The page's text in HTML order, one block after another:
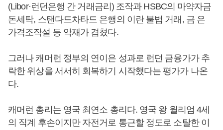
(Libor·런던은행 간 거래금리) 조작과 HSBC의 마약자금
돈세탁, 스탠다드차타드 은행의 이란 불법 거래, 금 은
가격조작설 등 악재가 겹쳤다.
그러나 캐머런 정부의 연이은 성과로 런던 금융가가 추
락한 위상을 서서히 회복하기 시작했다는 평가가 나온
다.
캐머런 총리는 영국 최연소 총리다. 영국 왕 윌리엄 4세
의 직계 후손이지만 자전거로 통근할 정도로 소탈한 이